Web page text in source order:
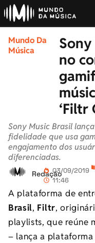
Mundo Da
Música
no
‘Filtr
Sony Music Brasil
fidelidade que usa
engajamento dos
diferenciadas.
Redação03/09/2019
11:46
A plataforma de
Brasil, Filtr,
playlists, que reúne
– lança a